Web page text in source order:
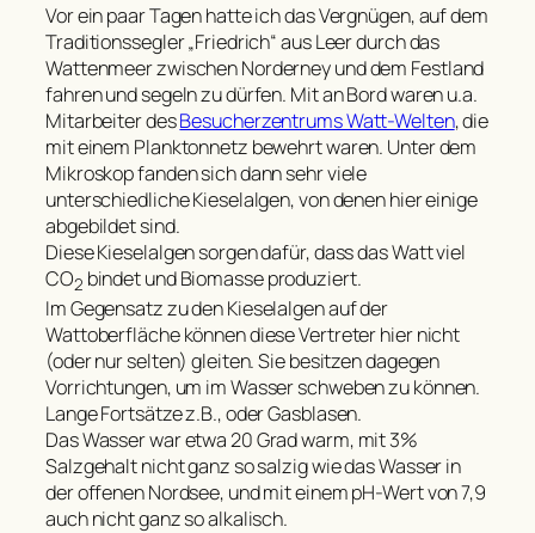
Vor ein paar Tagen hatte ich das Vergnügen, auf dem
Traditionssegler „Friedrich“ aus Leer durch das
Wattenmeer zwischen Norderney und dem Festland
fahren und segeln zu dürfen. Mit an Bord waren u.a.
Mitarbeiter desBesucherzentrums Watt-Welten, die
mit einem Planktonnetz bewehrt waren. Unter dem
Mikroskop fanden sich dann sehr viele
unterschiedliche Kieselalgen, von denen hier einige
abgebildet sind.
Diese Kieselalgen sorgen dafür, dass das Watt viel
CO2 bindet und Biomasse produziert.
Im Gegensatz zu den Kieselalgen auf der
Wattoberfläche können diese Vertreter hier nicht
(oder nur selten) gleiten. Sie besitzen dagegen
Vorrichtungen, um im Wasser schweben zu können.
Lange Fortsätze z.B., oder Gasblasen.
Das Wasser war etwa 20 Grad warm, mit 3%
Salzgehalt nicht ganz so salzig wie das Wasser in
der offenen Nordsee, und mit einem pH-Wert von 7,9
auch nicht ganz so alkalisch.